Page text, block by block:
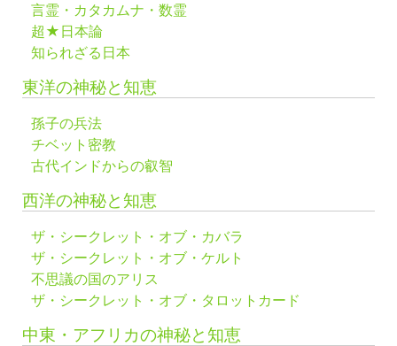
言霊・カタカムナ・数霊
超★日本論
知られざる日本
東洋の神秘と知恵
孫子の兵法
チベット密教
古代インドからの叡智
西洋の神秘と知恵
ザ・シークレット・オブ・カバラ
ザ・シークレット・オブ・ケルト
不思議の国のアリス
ザ・シークレット・オブ・タロットカード
中東・アフリカの神秘と知恵